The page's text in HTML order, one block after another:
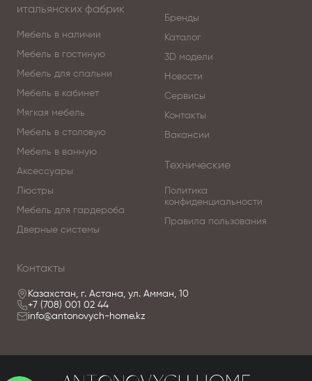
итальянских фабрик
Мебель в наличии
Мебель в гостиную
Мебель для спальни
Мебель в кабинет
Мягкая мебель
Мебель в столовую
Мебель в ванную
Аксессуары
Люстры
Мебель для гардероба
Дверные системы
Бренды
Каталог
3D модели
Новости
Сервисы
Контакты
Вакансии
Технические
Политика
конфиденциальности
Правила пользования
Контакты
Казахстан, г. Астана, ул. Амман, 10
+7 (708) 001 02 44
info@antonovych-home.kz